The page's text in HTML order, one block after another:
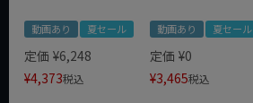
動画あり 夏セール
定価 ¥6,248
¥4,373税込
動画あり 夏セール
定価 ¥0
¥3,465税込